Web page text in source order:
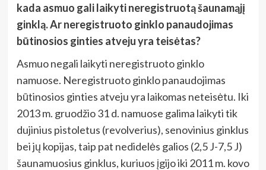
kada asmuo gali laikyti neregistruotą šaunamąjį
ginklą. Ar neregistruoto ginklo panaudojimas
būtinosios ginties atveju yra teisėtas?
Asmuo negali laikyti neregistruoto ginklo
namuose. Neregistruoto ginklo panaudojimas
būtinosios ginties atveju yra laikomas neteisėtu. Iki
2013 m. gruodžio 31 d. namuose galima laikyti tik
dujinius pistoletus (revolverius), senovinius ginklus
bei jų kopijas, taip pat nedidelės galios (2,5 J-7,5 J)
šaunamuosius ginklus, kuriuos įgijo iki 2011 m. kovo